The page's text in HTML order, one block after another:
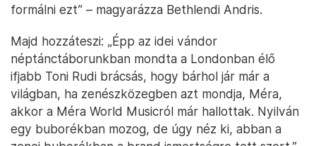
formálni ezt” – magyarázza Bethlendi Andris.
Majd hozzáteszi: „Épp az idei vándor
néptánctáborunkban mondta a Londonban élő
ifjabb Toni Rudi brácsás, hogy bárhol jár már a
világban, ha zenészközegben azt mondja, Méra,
akkor a Méra World Musicról már hallottak. Nyilván
egy buborékban mozog, de úgy néz ki, abban a